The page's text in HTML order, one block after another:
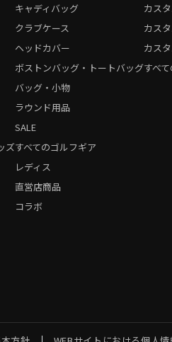
ズ
レディス
直営店商品
コラボ
キャディバッグ
クラブケース
ヘッドカバー
ボストンバッグ・トートバッグ
バッグ・小物
ラウンド用品
SALE
すべてのゴルフギア
カス
カス
カス
すべ